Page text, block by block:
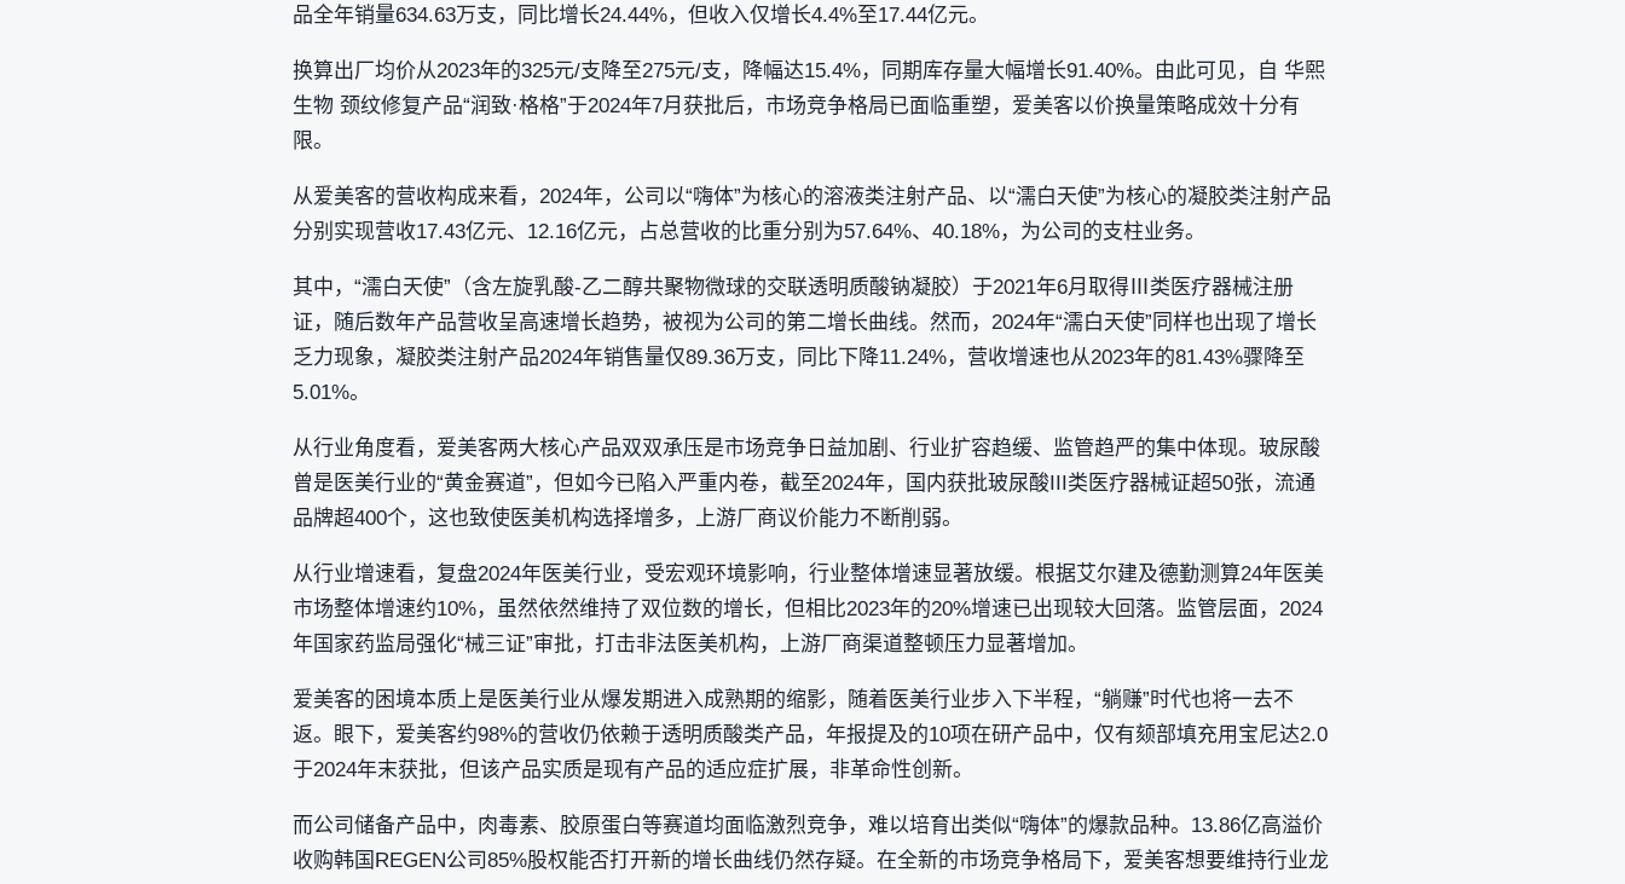
品全年销量634.63万支，同比增长24.44%，但收入仅增长4.4%至17.44亿元。
换算出厂均价从2023年的325元/支降至275元/支，降幅达15.4%，同期库存量大幅增长91.40%。由此可见，自 华熙
生物 颈纹修复产品“润致·格格”于2024年7月获批后，市场竞争格局已面临重塑，爱美客以价换量策略成效十分有
限。
从爱美客的营收构成来看，2024年，公司以“嗨体”为核心的溶液类注射产品、以“濡白天使”为核心的凝胶类注射产品
分别实现营收17.43亿元、12.16亿元，占总营收的比重分别为57.64%、40.18%，为公司的支柱业务。
其中，“濡白天使”（含左旋乳酸-乙二醇共聚物微球的交联透明质酸钠凝胶）于2021年6月取得Ⅲ类医疗器械注册
证，随后数年产品营收呈高速增长趋势，被视为公司的第二增长曲线。然而，2024年“濡白天使”同样也出现了增长
乏力现象，凝胶类注射产品2024年销售量仅89.36万支，同比下降11.24%，营收增速也从2023年的81.43%骤降至
5.01%。
从行业角度看，爱美客两大核心产品双双承压是市场竞争日益加剧、行业扩容趋缓、监管趋严的集中体现。玻尿酸
曾是医美行业的“黄金赛道”，但如今已陷入严重内卷，截至2024年，国内获批玻尿酸III类医疗器械证超50张，流通
品牌超400个，这也致使医美机构选择增多，上游厂商议价能力不断削弱。
从行业增速看，复盘2024年医美行业，受宏观环境影响，行业整体增速显著放缓。根据艾尔建及德勤测算24年医美
市场整体增速约10%，虽然依然维持了双位数的增长，但相比2023年的20%增速已出现较大回落。监管层面，2024
年国家药监局强化“械三证”审批，打击非法医美机构，上游厂商渠道整顿压力显著增加。
爱美客的困境本质上是医美行业从爆发期进入成熟期的缩影，随着医美行业步入下半程，“躺赚”时代也将一去不
返。眼下，爱美客约98%的营收仍依赖于透明质酸类产品，年报提及的10项在研产品中，仅有颏部填充用宝尼达2.0
于2024年末获批，但该产品实质是现有产品的适应症扩展，非革命性创新。
而公司储备产品中，肉毒素、胶原蛋白等赛道均面临激烈竞争，难以培育出类似“嗨体”的爆款品种。13.86亿高溢价
收购韩国REGEN公司85%股权能否打开新的增长曲线仍然存疑。在全新的市场竞争格局下，爱美客想要维持行业龙